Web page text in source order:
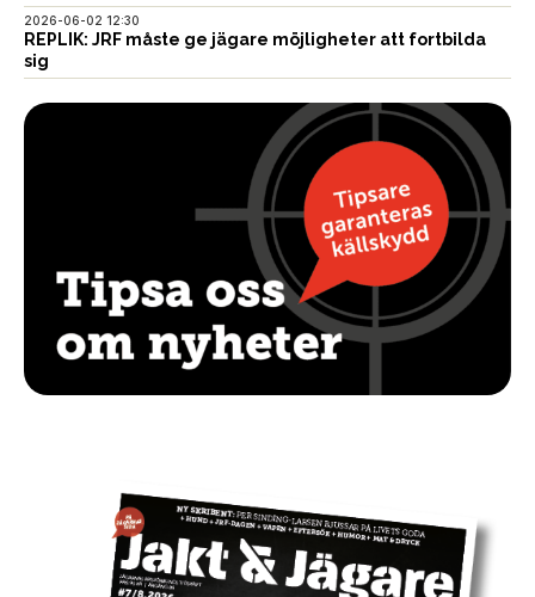
2026-06-02 12:30
REPLIK: JRF måste ge jägare möjligheter att fortbilda
sig